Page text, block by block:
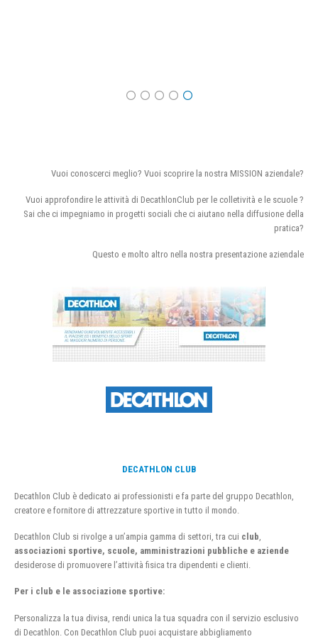
Vuoi conoscerci meglio? Vuoi scoprire la nostra MISSION aziendale?
Vuoi approfondire le attività di DecathlonClub per le colletività e le scuole ?
Sai che ci impegniamo in progetti sociali che ci aiutano nella diffusione della
pratica?
Questo e molto altro nella nostra presentazione aziendale
DECATHLON CLUB
Decathlon Club è dedicato ai professionisti e fa parte del gruppo Decathlon,
creatore e fornitore di attrezzature sportive in tutto il mondo.
Decathlon Club si rivolge a un’ampia gamma di settori, tra cui club
associazioni sportive, scuole, amministrazioni pubbliche e aziende
desiderose di promuovere l’attività fisica tra dipendenti e clienti.
Per i club e le associazione sportive:
Personalizza la tua divisa, rendi unica la tua squadra con il servizio esclusivo
di Decathlon. Con Decathlon Club puoi acquistare abbigliamento